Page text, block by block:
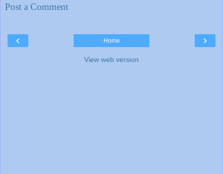
Post a Comment
‹ ›
Home
View web version